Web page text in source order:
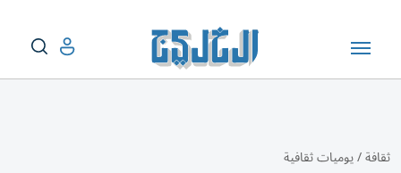
ثقافة/يوميات ثقافية